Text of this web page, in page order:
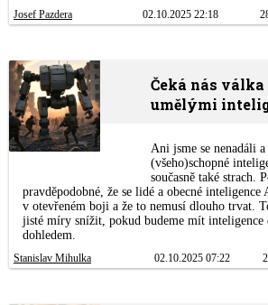
Josef Pazdera 02.10.2025 22:18
Čeká nás
umělými
Ani jsme se nenadáli
(všeho)schopné
současně také strach.
pravděpodobné, že se lidé a obecné inteligence
v otevřeném boji a že to nemusí dlouho trvat.
jisté míry snížit, pokud budeme mít
dohledem.
Stanislav Mihulka 02.10.2025 07:22